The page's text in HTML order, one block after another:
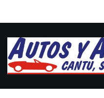
The 2017
Raptor –